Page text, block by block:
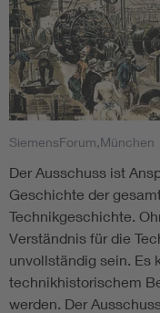
SiemensForum,München
Der Ausschuss ist
Geschichte der
Technikgeschichte.
Verständnis für die
unvollständig sein. Es
technikhistorischem
werden. Der